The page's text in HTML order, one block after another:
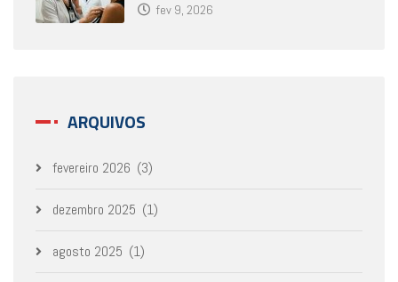
fev 9, 2026
ARQUIVOS
fevereiro 2026 (3)
dezembro 2025 (1)
agosto 2025 (1)